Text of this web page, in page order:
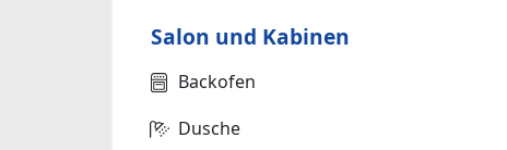
Salon und Kabinen
Backofen
Dusche